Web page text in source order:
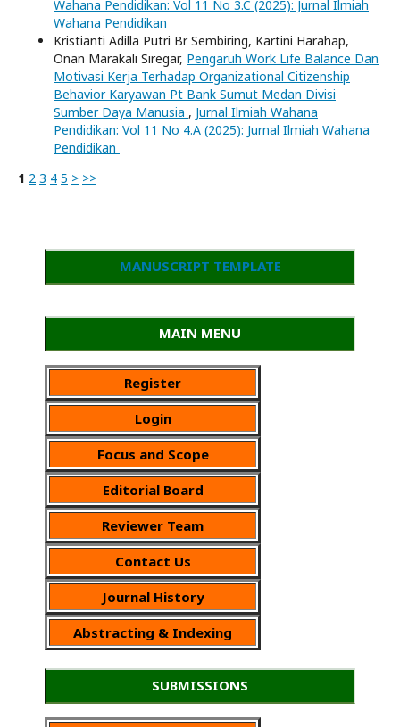
Wahana Pendidikan: Vol 11 No 3.C (2025): Jurnal Ilmiah
Wahana Pendidikan
Kristianti Adilla Putri Br Sembiring, Kartini Harahap,
Onan Marakali Siregar, Pengaruh Work Life Balance Dan
Motivasi Kerja Terhadap Organizational Citizenship
Behavior Karyawan Pt Bank Sumut Medan Divisi
Sumber Daya Manusia , Jurnal Ilmiah Wahana
Pendidikan: Vol 11 No 4.A (2025): Jurnal Ilmiah Wahana
Pendidikan
1 2 3 4 5 > >>
MANUSCRIPT TEMPLATE
MAIN MENU
Register
Login
Focus and Scope
Editorial Board
Reviewer Team
Contact Us
Journal History
Abstracting & Indexing
SUBMISSIONS